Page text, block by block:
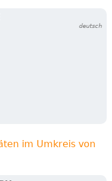
deutsch
im Umkreis von